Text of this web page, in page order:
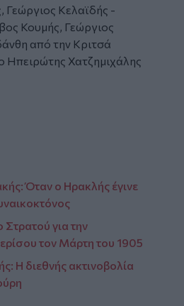
Κελαϊδής -
Κουμής, Γεώργιος
από την Κριτσά
Ηπειρώτης Χατζημιχάλης
Όταν ο Ηρακλής έγινε
Στρατού για την
τον Μάρτη του 1905
Η διεθνής ακτινοβολία